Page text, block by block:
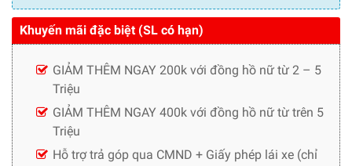
Khuyến mãi đặc biệt (SL có hạn)
GIẢM THÊM NGAY 200k với đồng hồ nữ từ 2 – 5
Triệu
GIẢM THÊM NGAY 400k với đồng hồ nữ từ trên 5
Triệu
Hỗ trợ trả góp qua CMND + Giấy phép lái xe (chỉ